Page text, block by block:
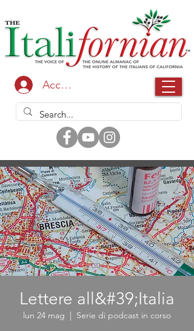
Accedi
Lettere all&#39;Italia
lun 24 mag
  |
Serie di podcast in corso